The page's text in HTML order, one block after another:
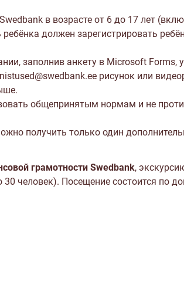
в возрасте от 6 до 17 лет
должен зарегистрировать
заполнив анкету в Microsoft
рисунок или
общепринятым нормам и не
получить только один
грамотности Swedbank,
человек). Посещение состоится по